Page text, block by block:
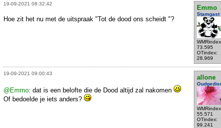
19-09-2021 08:32:42
Emmo
Stamgast
73.595
OTindex:
28.969
Hoe zit het nu met de uitspraak "Tot de dood ons scheidt "?
19-09-2021 09:00:43
allone
55.571
OTindex:
99.241
@Emmo: dat is een belofte die de Dood altijd zal nakomen
Of bedoelde je iets anders?